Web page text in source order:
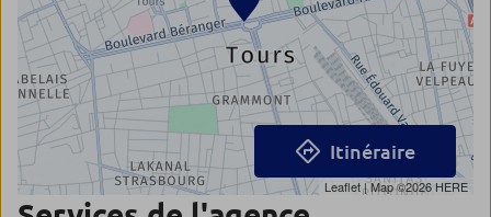
Leaflet| Map ©2026HERE
Itinéraire